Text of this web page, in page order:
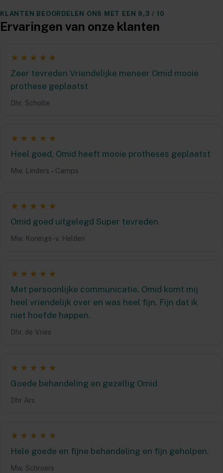
KLANTEN BEOORDELEN ONS MET EEN 9,3 / 10
Ervaringen van onze klanten
★★★★★
Zeer tevreden Vriendelijke meneer Omid mooie
prothese geplaatst
Dhr. Scholte
★★★★★
Heel goed, Omid heeft mooie protheses geplaatst
Mw. Linders – Camps
★★★★★
Omid goed uitgelegd Super tevreden
Mw. Konings-v. Helden
★★★★★
Met persoonlijke communicatie. Omid komt mij
heel vriendelijk over en was heel fijn. Fijn dat ik
niet hoefde happen.
Dhr. de Vries
★★★★★
Goede behandeling en gezellig Omid
Dhr Ars
★★★★★
Hele goede en fijne behandeling en fijn geholpen.
Mw. Schroers